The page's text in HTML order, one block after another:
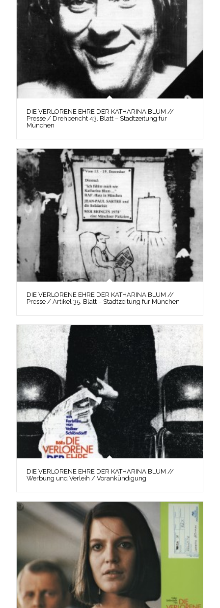
DIE VERLORENE EHRE DER KATHARINA BLUM //
Presse / Drehbericht 43. Blatt – Stadtzeitung für
München
DIE VERLORENE EHRE DER KATHARINA BLUM //
Presse / Artikel 35. Blatt – Stadtzeitung für München
DIE VERLORENE EHRE DER KATHARINA BLUM //
Werbung und Verleih / Vorankündigung